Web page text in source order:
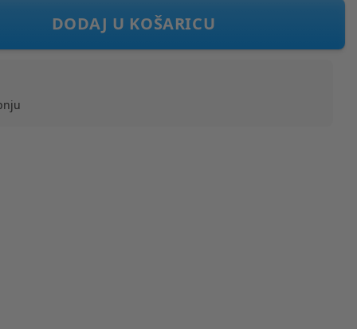
DODAJ U KOŠARICU